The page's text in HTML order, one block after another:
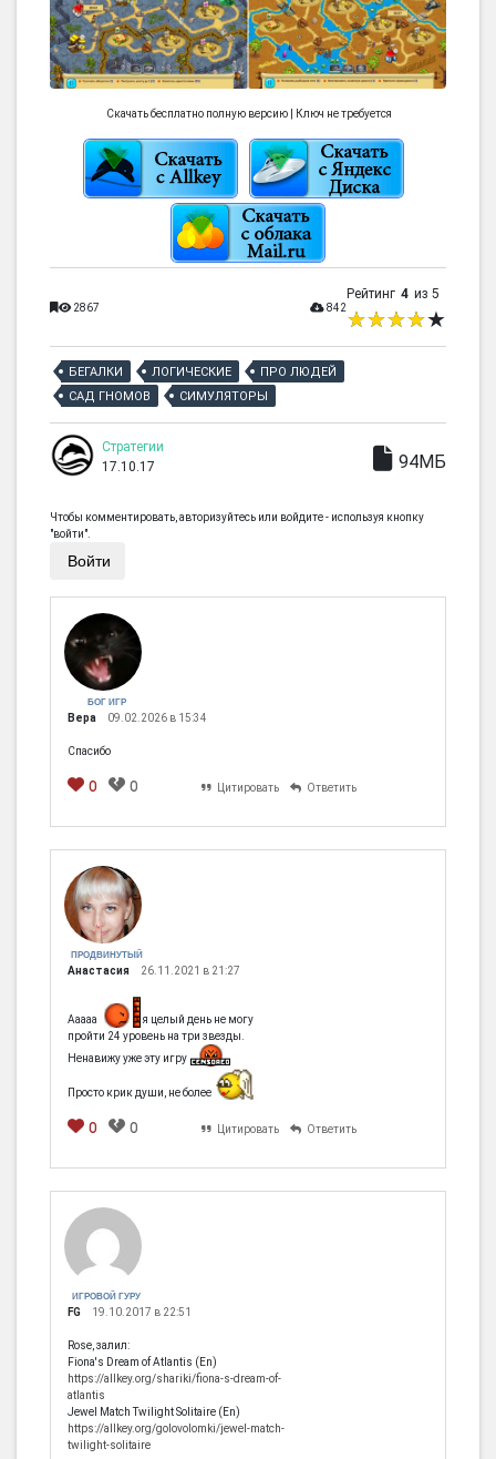
Скачать бесплатно полную версию | Ключ не требуется
2867 842
Рейтинг 4 из 5
БЕГАЛКИ ЛОГИЧЕСКИЕ
ПРО ЛЮДЕЙ
САД ГНОМОВ
СИМУЛЯТОРЫ
Стратегии
17.10.17
94МБ
Чтобы комментировать, авторизуйтесь или войдите - используя кнопку
"войти".
Войти
БОГ ИГР
Вера 09.02.2026 в 15:34
Спасибо
0 0 Цитировать Ответить
ПРОДВИНУТЫЙ
Анастасия 26.11.2021 в 21:27
Ааааа
я целый день не могу
пройти 24 уровень на три звезды.
Ненавижу уже эту игру
Просто крик души, не более
0 0 Цитировать Ответить
ИГРОВОЙ ГУРУ
FG 19.10.2017 в 22:51
Rose, залил:
Fiona's Dream of Atlantis (En)
https://allkey.org/shariki/fiona-s-dream-of-
atlantis
Jewel Match Twilight Solitaire (En)
https://allkey.org/golovolomki/jewel-match-
twilight-solitaire